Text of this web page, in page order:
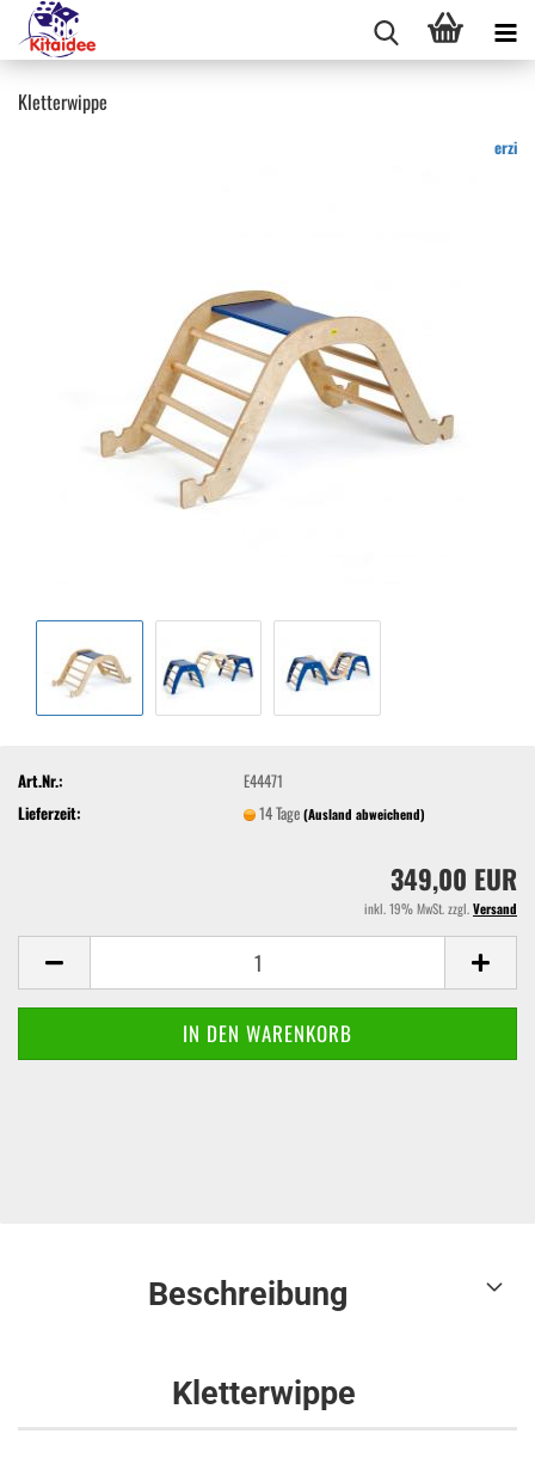
Kletterwippe
erzi
Art.Nr.:
E44471
Lieferzeit:
14 Tage(Ausland abweichend)
349,00 EUR
inkl. 19% MwSt. zzgl.Versand
Beschreibung
Kletterwippe